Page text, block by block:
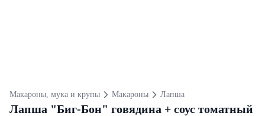
Макароны, мука и крупы Макароны Лапша
Лапша "Биг-Бон" говядина + соус томатный